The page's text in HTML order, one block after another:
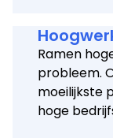
Ramen
probleem.
moeilijkste
hoge